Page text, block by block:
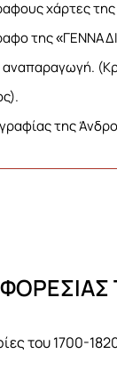
χάρτες της
της
αναπαραγωγή.
της
του 1700-